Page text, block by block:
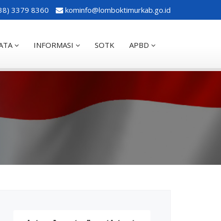
3379 8360 kominfo@lomboktimurkab.go.id
INFORMASI
Agenda Bupati
SOTK APBD